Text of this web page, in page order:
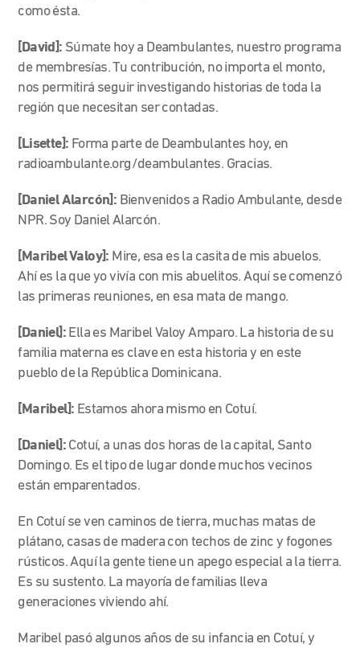
como ésta.
[David]: Súmate hoy a Deambulantes, nuestro programa
de membresías. Tu contribución, no importa el monto,
nos permitirá seguir investigando historias de toda la
región que necesitan ser contadas.
[Lisette]: Forma parte de Deambulantes hoy, en
radioambulante.org/deambulantes. Gracias.
[Daniel Alarcón]: Bienvenidos a Radio Ambulante, desde
NPR. Soy Daniel Alarcón.
[Maribel Valoy]: Mire, esa es la casita de mis abuelos.
Ahí es la que yo vivía con mis abuelitos. Aquí se comenzó
las primeras reuniones, en esa mata de mango.
[Daniel]: Ella es Maribel Valoy Amparo. La historia de su
familia materna es clave en esta historia y en este
pueblo de la República Dominicana.
[Maribel]: Estamos ahora mismo en Cotuí.
[Daniel]: Cotuí, a unas dos horas de la capital, Santo
Domingo. Es el tipo de lugar donde muchos vecinos
están emparentados.
En Cotuí se ven caminos de tierra, muchas matas de
plátano, casas de madera con techos de zinc y fogones
rústicos. Aquí la gente tiene un apego especial a la tierra.
Es su sustento. La mayoría de familias lleva
generaciones viviendo ahí.
Maribel pasó algunos años de su infancia en Cotuí, y